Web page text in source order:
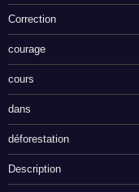
Correction
courage
cours
dans
déforestation
Description